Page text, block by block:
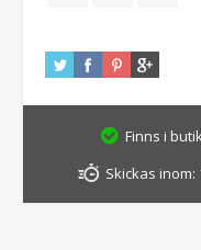
Finns i
Skickas inom: